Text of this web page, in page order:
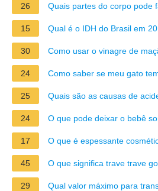
26 Quais partes do corpo pode
15 Qual é o IDH do Brasil em
30 Como usar o vinagre de
24 Como saber se meu gato
25 Quais são as causas de
24 O que pode deixar o bebê
17 O que é espessante
45 O que significa trave trave
29 Qual valor máximo para